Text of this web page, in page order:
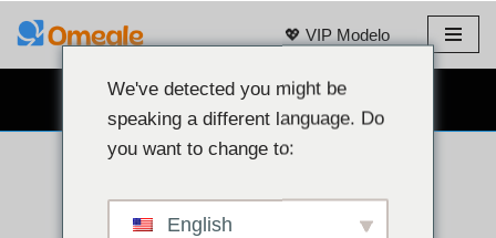
💖 VIP Modelo
LIBRENG WEBCAM CHAT 👉
We've detected you might be
speaking a different language. Do
you want to change to:
English